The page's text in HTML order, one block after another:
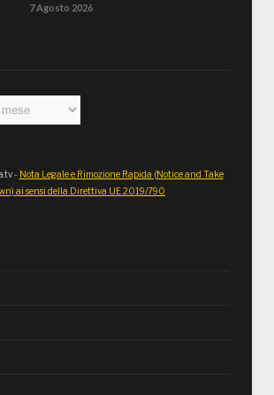
7 Agosto 2026
- Nota Legale e Rimozione Rapida (Notice and Take
ai sensi della Direttiva UE 2019/790